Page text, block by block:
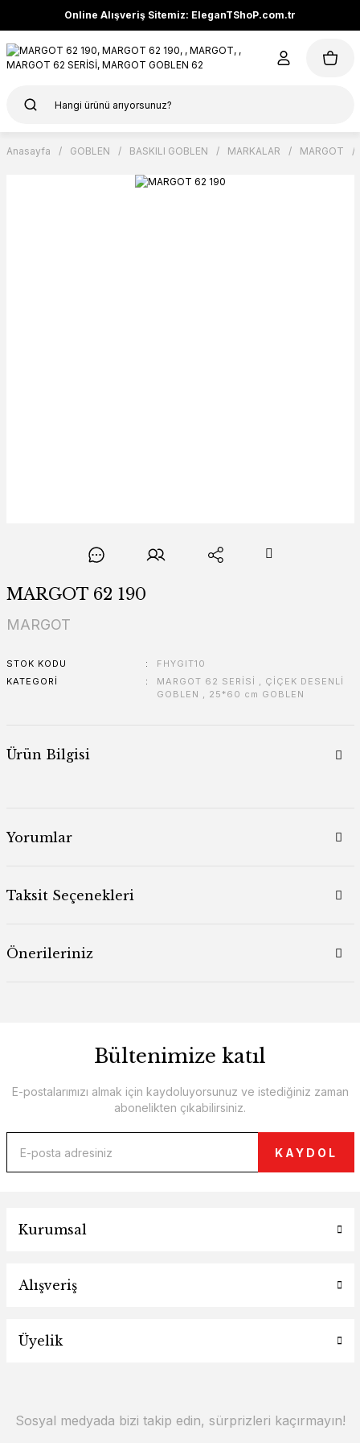
Online Alışveriş Sitemiz: EleganTShoP.com.tr
Anasayfa GOBLEN BASKILI GOBLEN MARKALAR MARGOT
MARGOT 62 190
MARGOT
STOK KODU
FHYGIT10
KATEGORI
MARGOT 62 SERİSİ , ÇİÇEK DESENLİ
GOBLEN , 25*60 cm GOBLEN
Ürün Bilgisi
Yorumlar
Taksit Seçenekleri
Önerileriniz
Bültenimize katıl
E-postalarımızı almak için kaydoluyorsunuz ve istediğiniz zaman
abonelikten çıkabilirsiniz.
KAYDOL
Kurumsal
Alışveriş
Üyelik
Sosyal medyada bizi takip edin, sürprizleri kaçırmayın!